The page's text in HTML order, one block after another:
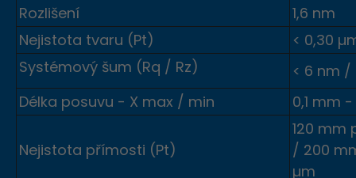
Rozlišení
1,6 nm
Nejistota tvaru (Pt)
< 0,30
Systémový šum (Rq / Rz)
< 6 nm /
Délka posuvu - X max / min
0,1 mm
Nejistota přímosti (Pt)
120 mm
/ 200
µm